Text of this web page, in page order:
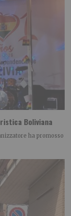
Boliviana
ha promosso